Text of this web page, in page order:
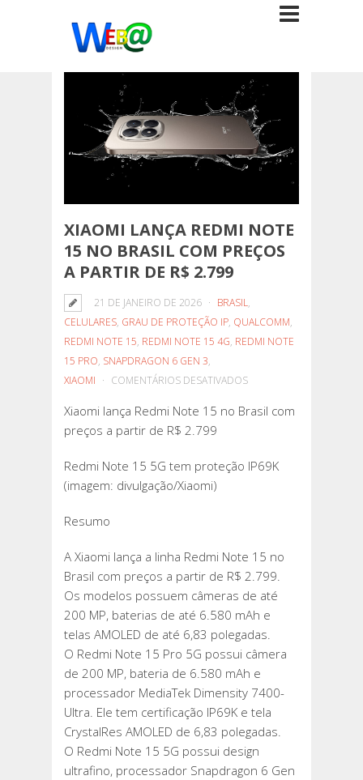
XIAOMI LANÇA REDMI NOTE
15 NO BRASIL COM PREÇOS
A PARTIR DE R$ 2.799
21 DE JANEIRO DE 2026 BRASIL,
CELULARES, GRAU DE PROTEÇÃO IP, QUALCOMM,
REDMI NOTE 15, REDMI NOTE 15 4G, REDMI NOTE
15 PRO, SNAPDRAGON 6 GEN 3,
XIAOMI
COMENTÁRIOS DESATIVADOSEM
LANÇA
PREÇOS
A
PARTIR
DE
R$
2.799
Xiaomi lança Redmi Note 15 no Brasil com
preços a partir de R$ 2.799
Redmi Note 15 5G tem proteção IP69K
(imagem: divulgação/Xiaomi)
Resumo
A Xiaomi lança a linha Redmi Note 15 no
Brasil com preços a partir de R$ 2.799.
Os modelos possuem câmeras de até
200 MP, baterias de até 6.580 mAh e
telas AMOLED de até 6,83 polegadas.
O Redmi Note 15 Pro 5G possui câmera
de 200 MP, bateria de 6.580 mAh e
processador MediaTek Dimensity 7400-
Ultra. Ele tem certificação IP69K e tela
CrystalRes AMOLED de 6,83 polegadas.
O Redmi Note 15 5G possui design
ultrafino, processador Snapdragon 6 Gen